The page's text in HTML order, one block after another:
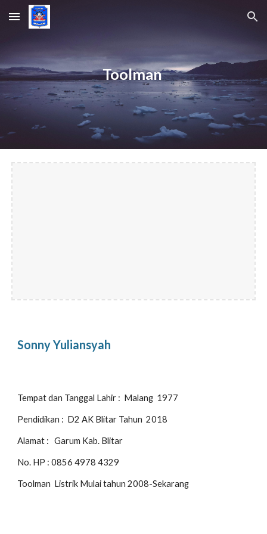
Skip to main content Skip to navigation
Toolman
Sonny Yuliansyah
Tempat dan Tanggal Lahir :  Malang  1977
Pendidikan :  D2 AK Blitar Tahun  2018
Alamat :   Garum Kab. Blitar
No. HP : 0856 4978 4329
Toolman  Listrik Mulai tahun 2008-Sekarang